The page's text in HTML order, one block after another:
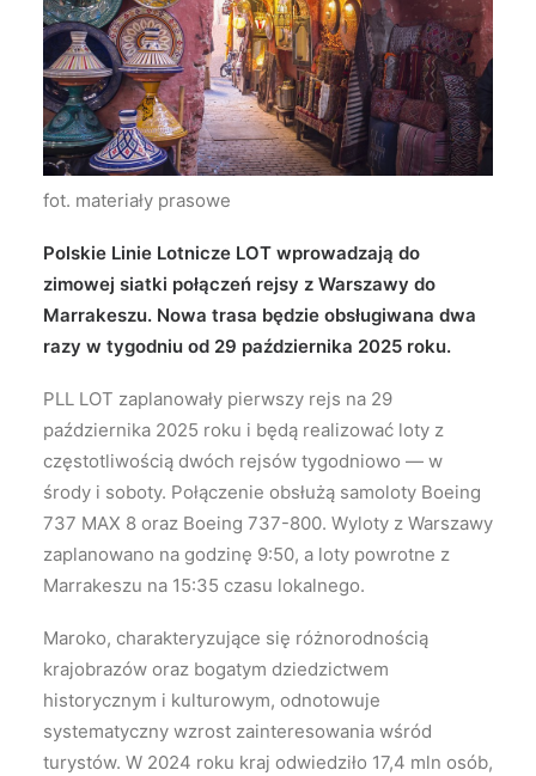
Wyszukiwanie
fot. materiały prasowe
Polskie Linie Lotnicze LOT wprowadzają do
zimowej siatki połączeń rejsy z Warszawy do
Marrakeszu. Nowa trasa będzie obsługiwana dwa
razy w tygodniu od 29 października 2025 roku.
PLL LOT zaplanowały pierwszy rejs na 29
października 2025 roku i będą realizować loty z
częstotliwością dwóch rejsów tygodniowo — w
środy i soboty. Połączenie obsłużą samoloty Boeing
737 MAX 8 oraz Boeing 737-800. Wyloty z Warszawy
zaplanowano na godzinę 9:50, a loty powrotne z
Marrakeszu na 15:35 czasu lokalnego.
Maroko, charakteryzujące się różnorodnością
krajobrazów oraz bogatym dziedzictwem
historycznym i kulturowym, odnotowuje
systematyczny wzrost zainteresowania wśród
turystów. W 2024 roku kraj odwiedziło 17,4 mln osób,